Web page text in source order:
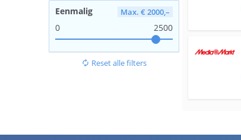
Eenmalig Max. € 2000,–
0 2500
autorenew Reset alle filters